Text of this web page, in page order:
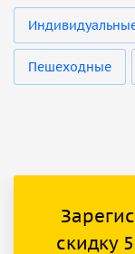
Пешеходные
скидку